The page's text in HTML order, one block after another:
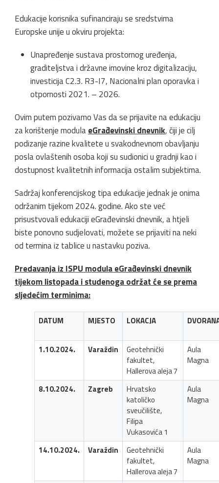
Edukacije korisnika sufinanciraju se sredstvima
Europske unije u okviru projekta:
Unapređenje sustava prostornog uređenja,
graditeljstva i državne imovine kroz digitalizaciju,
investicija C2.3. R3-I7, Nacionalni plan oporavka i
otpornosti 2021. – 2026.
Ovim putem pozivamo Vas da se prijavite na edukaciju
za korištenje modulaeGrađevinski dnevnik, čiji je cilj
podizanje razine kvalitete u svakodnevnom obavljanju
posla ovlaštenih osoba koji su sudionici u gradnji kao i
dostupnost kvalitetnih informacija ostalim subjektima.
Sadržaj konferencijskog tipa edukacije jednak je onima
održanim tijekom 2024. godine. Ako ste već
prisustvovali edukaciji eGrađevinski dnevnik, a htjeli
biste ponovno sudjelovati, možete se prijaviti na neki
od termina iz tablice u nastavku poziva.
Predavanja iz ISPU modula eGrađevinski dnevnik
tijekom listopada i studenoga održat će se prema
sljedećim terminima:
DATUM MJESTO LOKACJA
1.10.2024. Varaždin
Geotehnički
fakultet,
Hallerova aleja 7
Aula
Magna
8.10.2024. Zagreb
Hrvatsko
katoličko
sveučilište,
Filipa
Vukasovića 1
Aula
Magna
14.10.2024. Varaždin
Geotehnički
fakultet,
Hallerova aleja 7
Aula
Magna